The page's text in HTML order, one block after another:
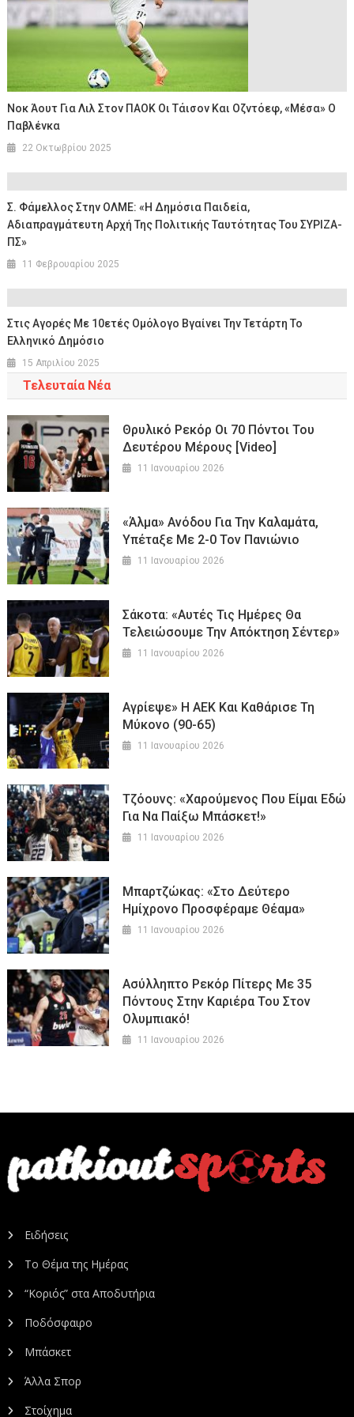
Νοκ Άουτ Για Λιλ Στον ΠΑΟΚ Οι Τάισον Και Οζντόεφ, «μέσα» Ο
Παβλένκα
22 Οκτωβρίου 2025
Σ. Φάμελλος Στην ΟΛΜΕ: «Η Δημόσια Παιδεία,
Αδιαπραγμάτευτη Αρχή Της Πολιτικής Ταυτότητας Του ΣΥΡΙΖΑ-
ΠΣ»
11 Φεβρουαρίου 2025
Στις Αγορές Με 10ετές Ομόλογο Βγαίνει Την Τετάρτη Το
Ελληνικό Δημόσιο
15 Απριλίου 2025
Τελευταία Νέα
Θρυλικό Ρεκόρ Οι 70 Πόντοι Του
Δευτέρου Μέρους [Video]
11 Ιανουαρίου 2026
«Άλμα» Ανόδου Για Την Καλαμάτα,
Υπέταξε Με 2-0 Τον Πανιώνιο
11 Ιανουαρίου 2026
Σάκοτα: «Αυτές Τις Ημέρες Θα
Τελειώσουμε Την Απόκτηση Σέντερ»
11 Ιανουαρίου 2026
Αγρίεψε» Η ΑΕΚ Και Καθάρισε Τη
Μύκονο (90-65)
11 Ιανουαρίου 2026
Τζόουνς: «Χαρούμενος Που Είμαι Εδώ
Για Να Παίξω Μπάσκετ!»
11 Ιανουαρίου 2026
Μπαρτζώκας: «Στο Δεύτερο
Ημίχρονο Προσφέραμε Θέαμα»
11 Ιανουαρίου 2026
Ασύλληπτο Ρεκόρ Πίτερς Με 35
Πόντους Στην Καριέρα Του Στον
Ολυμπιακό!
11 Ιανουαρίου 2026
Ειδήσεις
Το Θέμα της Ημέρας
“Κοριός” στα Αποδυτήρια
Ποδόσφαιρο
Μπάσκετ
Άλλα Σπορ
Στοίχημα